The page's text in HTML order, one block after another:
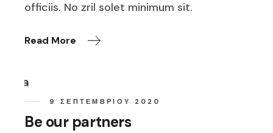
officiis. No zril solet minimum sit.
Read More
9 ΣΕΠΤΕΜΒΡΊΟΥ 2020
Be our partners